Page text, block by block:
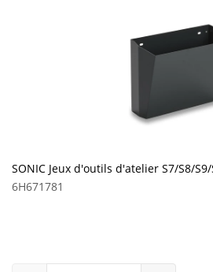
SONIC Jeux d'outils d'atelier S7/S8/S9/
6H671781